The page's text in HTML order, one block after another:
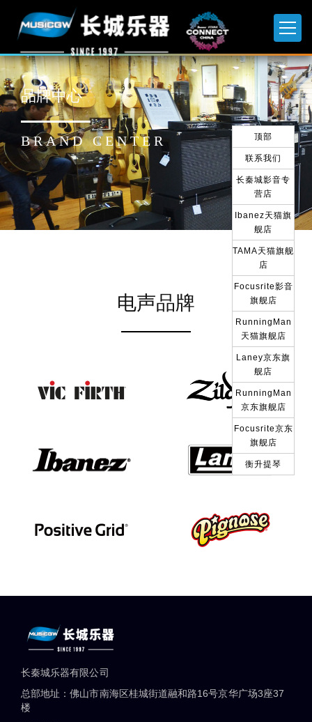
品牌中心
BRAND CENTER
电声品牌
长秦城乐器有限公司
总部地址：佛山市南海区桂城街道融和路16号京华广场3座37
楼
顶部
联系我们
长秦城影音专
营店
Ibanez天猫旗
舰店
TAMA天猫旗舰
店
Focusrite影音
旗舰店
RunningMan
天猫旗舰店
Laney京东旗
舰店
RunningMan
京东旗舰店
Focusrite京东
旗舰店
衡升提琴